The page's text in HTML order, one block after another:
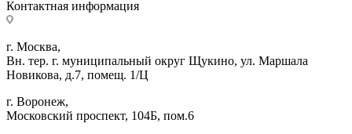
Встроенные
микросхемы
-
Программируемая
пользователем
микросхемы
- Системы
кристалле
микросхемы
сигнальные
ФЕРРИТОВЫЕ
Контактная информация
г. Москва,
Вн. тер. г. муниципальный округ Щукино, ул. Маршала
Новикова, д.7, помещ. 1/Ц
г. Воронеж,
​Московский проспект, 104Б, пом.6